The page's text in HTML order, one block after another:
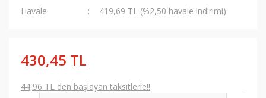
Havale
419,69 TL (%2,50 havale indirimi)
430,45 TL
44,96 TL den başlayan taksitlerle!!